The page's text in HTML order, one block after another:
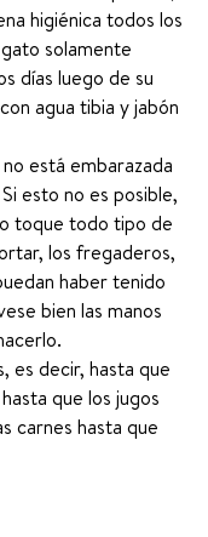
higiénica todos los
solamente
días luego de su
agua tibia y jabón
está embarazada
esto no es posible,
toque todo tipo de
los fregaderos,
haber tenido
bien las manos
es decir, hasta que
que los jugos
carnes hasta que